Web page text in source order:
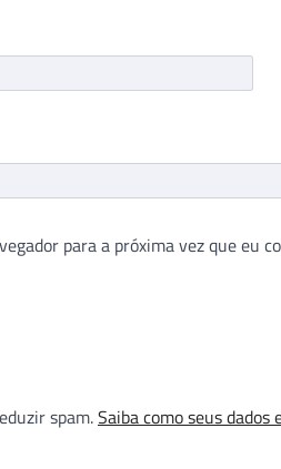
para a próxima vez que eu
spam.Saiba como seus dados